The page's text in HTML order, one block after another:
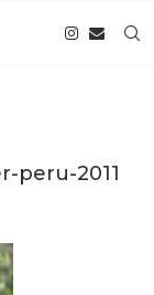
peru-2011